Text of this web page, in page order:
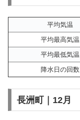
平均気温
平均最高気温
平均最低気温
降水日の回数
長洲町｜12月